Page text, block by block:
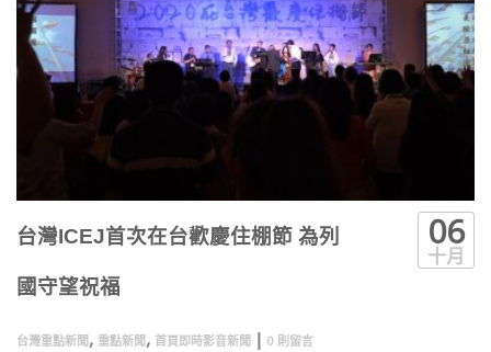
台灣ICEJ首次在台歡慶住棚節 為列
國守望祝福
台灣重點新聞 , 重點新聞 , 首頁即時影音新聞 | 0 則留言
06
十月